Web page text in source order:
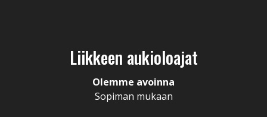
Liikkeen aukioloajat
Olemme avoinna
Sopiman mukaan